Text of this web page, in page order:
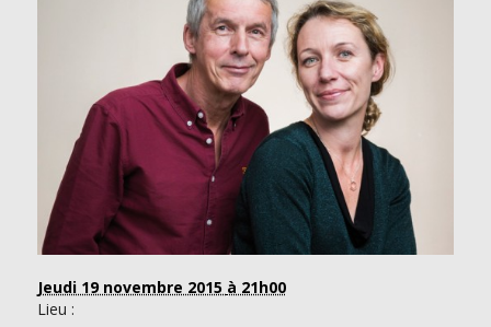
Jeudi 19 novembre 2015 à 21h00
Lieu :